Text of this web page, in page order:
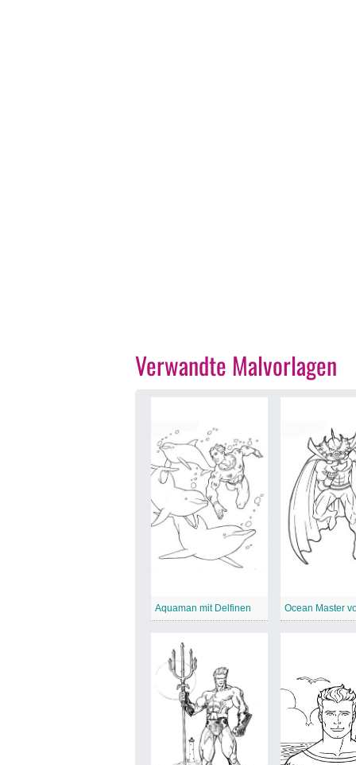
Verwandte Malvorlagen
Aquaman mit Delfinen